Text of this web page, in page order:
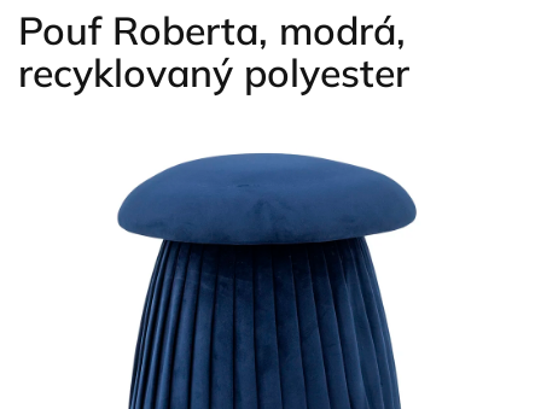
Pouf Roberta, modrá,
recyklovaný polyester